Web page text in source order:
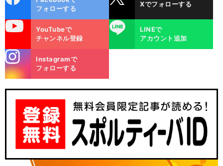
ok
フォローする
Xでフォローする
YouTubeで
チャンネル登録
LINE
LINEで
アカウント追加
m
Instagramで
フォローする